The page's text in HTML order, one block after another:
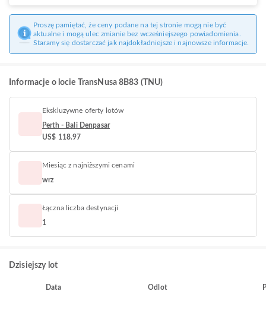
Proszę pamiętać, że ceny podane na tej stronie mogą nie być
aktualne i mogą ulec zmianie bez wcześniejszego powiadomienia.
Staramy się dostarczać jak najdokładniejsze i najnowsze informacje.
Informacje o locie TransNusa 8B83 (TNU)
Ekskluzywne oferty lotów
Perth - Bali Denpasar
US$ 118.97
Miesiąc z najniższymi cenami
wrz
Łączna liczba destynacji
1
Dzisiejszy lot
Data Odlot